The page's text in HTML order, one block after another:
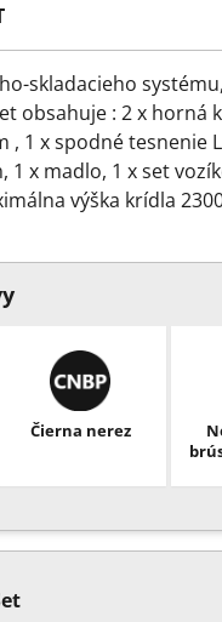
skladacieho
obsahuje : 2 x horná
, 1 x spodné tesnenie
1 x madlo, 1 x set
výška krídla
Čierna nerez